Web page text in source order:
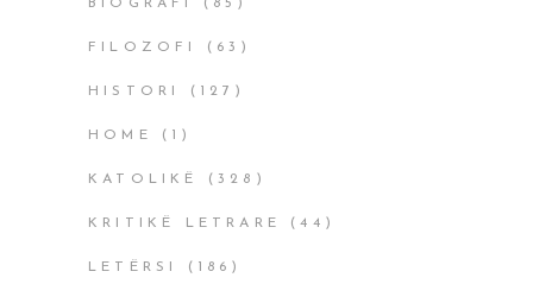
BIOGRAFI (85)
FILOZOFI (63)
HISTORI (127)
HOME (1)
KATOLIKË (328)
KRITIKË LETRARE (44)
LETËRSI (186)